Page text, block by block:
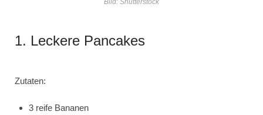
Bild: Shutterstock
1. Leckere Pancakes
Zutaten:
3 reife Bananen